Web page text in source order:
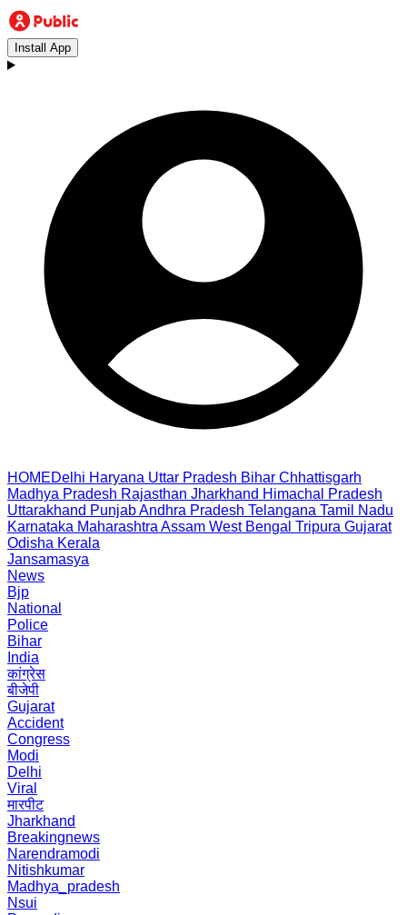
Install App
HOMEDelhi Haryana Uttar Pradesh Bihar Chhattisgarh
Madhya Pradesh Rajasthan Jharkhand Himachal Pradesh
Uttarakhand PunjabAndhra Pradesh Telangana Tamil Nadu
Karnataka Maharashtra Assam West Bengal Tripura Gujarat
Odisha Kerala
Jansamasya
News
Bjp
National
Police
Bihar
India
कांग्रेस
बीजेपी
Gujarat
Accident
Congress
Modi
Delhi
Viral
मारपीट
Jharkhand
Breakingnews
Narendramodi
Nitishkumar
Madhya_pradesh
Nsui